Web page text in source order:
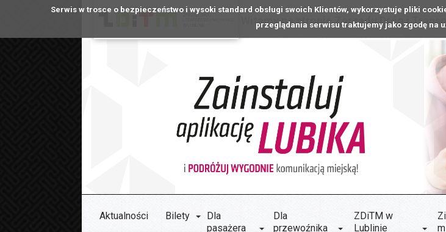
Serwis w trosce o bezpieczeństwo i wysoki standard obsługi swoich Klientów, wykorzystuje pliki
przeglądania serwisu traktujemy jako zgodę na
Witamy na stronie Zarządu Dróg i
Aktualności Bilety
Dla
pasażera
Dla
przewoźnika
ZDiTM w
Lublinie